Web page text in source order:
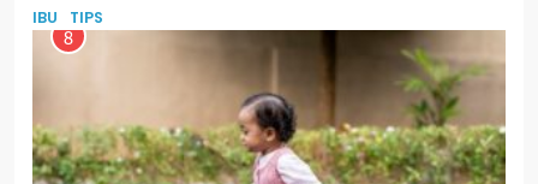
IBU TIPS
8